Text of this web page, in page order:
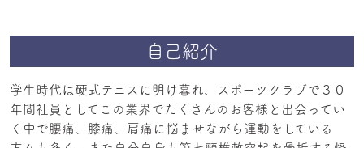
自己紹介
学生時代は硬式テニスに明け暮れ、スポーツクラブで３０
年間社員としてこの業界でたくさんのお客様と出会ってい
く中で腰痛、膝痛、肩痛に悩ませながら運動をしている